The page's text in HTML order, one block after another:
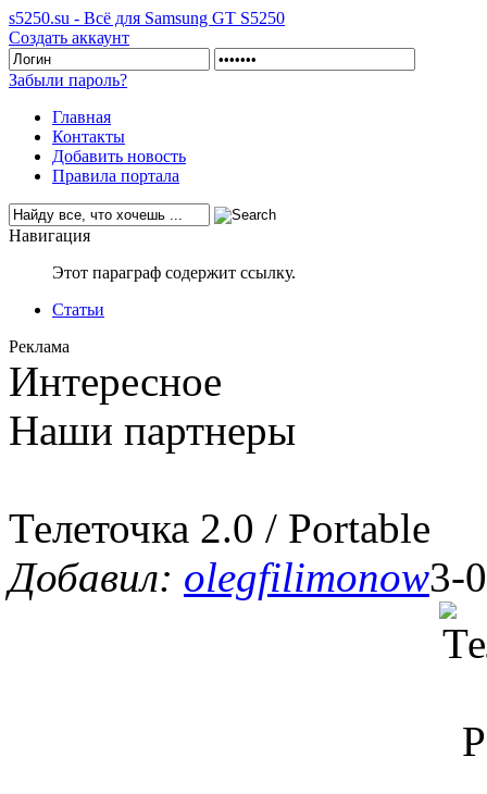
s5250.su - Всё для Samsung GT S5250
Создать аккаунт
Забыли пароль?
Главная
Контакты
Добавить новость
Правила портала
Навигация
Этот параграф содержит ссылку.
Статьи
Реклама
Интересное
Наши партнеры
Телеточка 2.0 / Portable
Добавил: olegfilimonow3-